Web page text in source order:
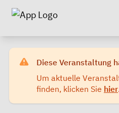
Diese Veranstaltung
Um aktuelle
finden, klicken Sie hier.